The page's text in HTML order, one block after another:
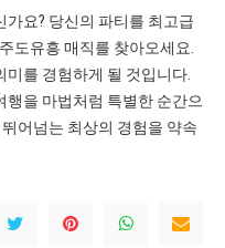
요? 당신의 파티를 최고급
도유흥 매직를 찾아오세요.
를 경험하게 될 것입니다.
을 마법처럼 특별한 순간으
어넘는 최상의 경험을 약속